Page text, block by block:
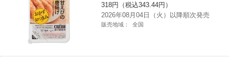
ギフト
プリペイドカード・金券
コピー
プリント
宅配便
切手・はがき・印紙
チケットサービス
セブンチケット
セブン‐イレブンでお受取り
企業理念
会社概要
セブン＆アイ・ホールディングスの重点課題
サステナビリティ活動基本方針
加盟店オーナー募集
アルバイト情報 採用情報
318円（税込343.44円）
2026年08月04日（火）以降順次発売
販売地域： 全国